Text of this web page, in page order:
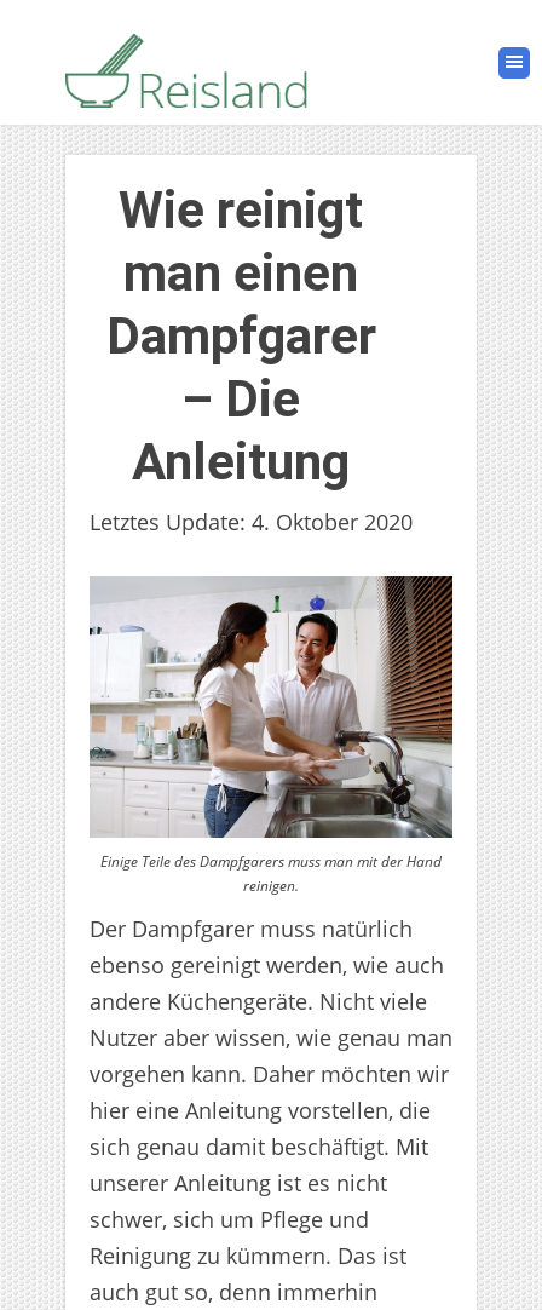
Wie reinigt
man einen
Dampfgarer
– Die
Anleitung
Letztes Update: 4. Oktober 2020
Einige Teile des Dampfgarers muss man mit der Hand
reinigen.
Der Dampfgarer muss natürlich
ebenso gereinigt werden, wie auch
andere Küchengeräte. Nicht viele
Nutzer aber wissen, wie genau man
vorgehen kann. Daher möchten wir
hier eine Anleitung vorstellen, die
sich genau damit beschäftigt. Mit
unserer Anleitung ist es nicht
schwer, sich um Pflege und
Reinigung zu kümmern. Das ist
auch gut so, denn immerhin